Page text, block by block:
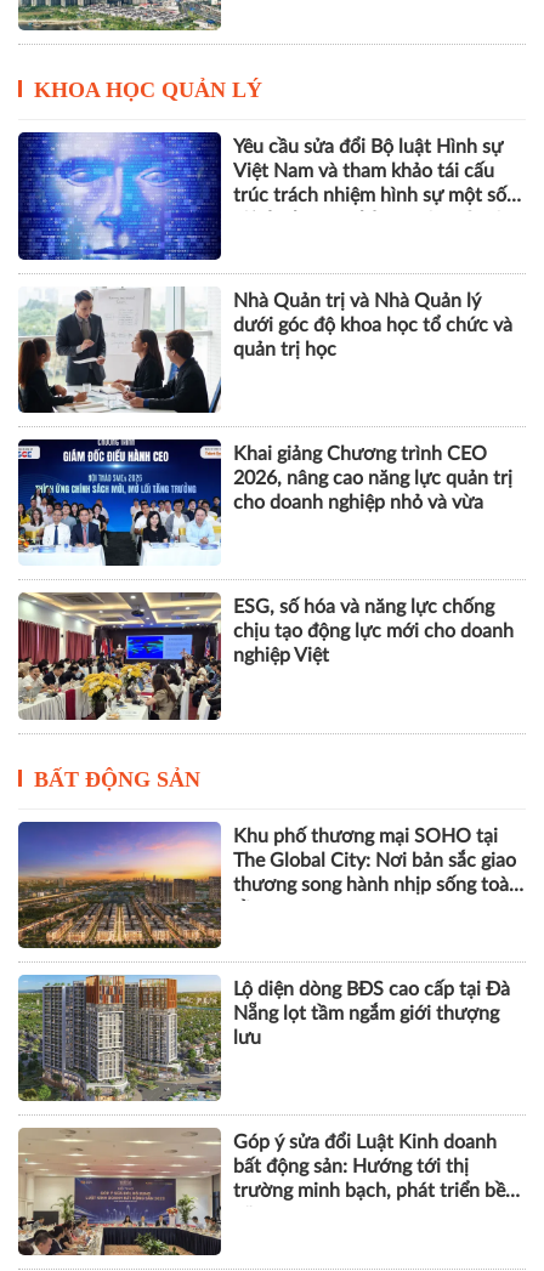
KHOA HỌC QUẢN LÝ
Yêu cầu sửa đổi Bộ luật Hình sự
Việt Nam và tham khảo tái cấu
trúc trách nhiệm hình sự một số
Nhà Quản trị và Nhà Quản lý
dưới góc độ khoa học tổ chức và
quản trị học
Khai giảng Chương trình CEO
2026, nâng cao năng lực quản trị
cho doanh nghiệp nhỏ và vừa
ESG, số hóa và năng lực chống
chịu tạo động lực mới cho doanh
nghiệp Việt
BẤT ĐỘNG SẢN
Khu phố thương mại SOHO tại
The Global City: Nơi bản sắc giao
thương song hành nhịp sống toàn
Lộ diện dòng BĐS cao cấp tại Đà
Nẵng lọt tầm ngắm giới thượng
lưu
Góp ý sửa đổi Luật Kinh doanh
bất động sản: Hướng tới thị
trường minh bạch, phát triển bền